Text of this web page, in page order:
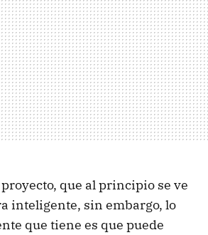
proyecto, que al principio se ve
inteligente, sin embargo, lo
que tiene es que puede